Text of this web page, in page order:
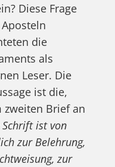
Diese Frage
die
als
Leser. Die
ist die,
zweiten Brief an
Schrift ist von
zur Belehrung,
zur